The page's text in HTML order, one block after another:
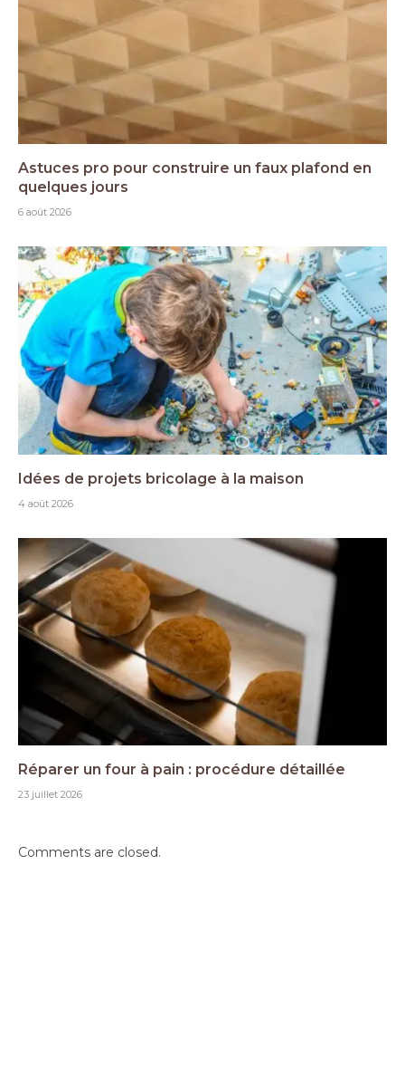
Astuces pro pour construire un faux plafond en
quelques jours
6 août 2026
Idées de projets bricolage à la maison
4 août 2026
Réparer un four à pain : procédure détaillée
23 juillet 2026
Comments are closed.